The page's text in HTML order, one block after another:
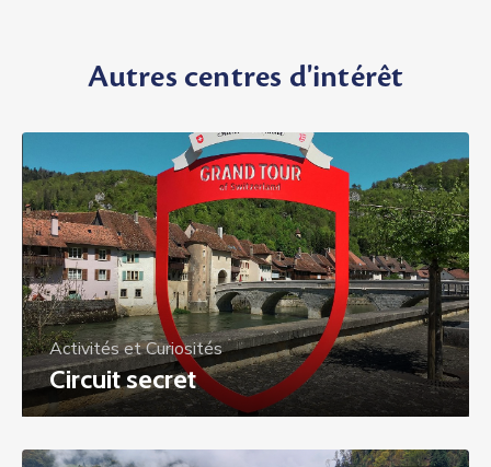
Autres centres d'intérêt
Activités et Curiosités
Circuit secret